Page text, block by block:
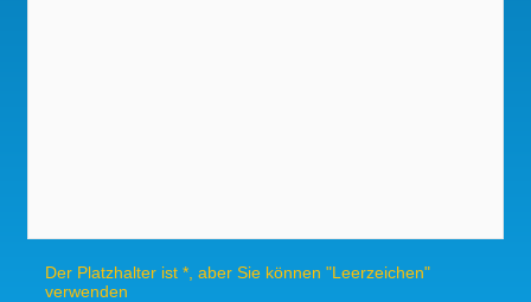
Der Platzhalter ist *, aber Sie können "Leerzeichen"
verwenden